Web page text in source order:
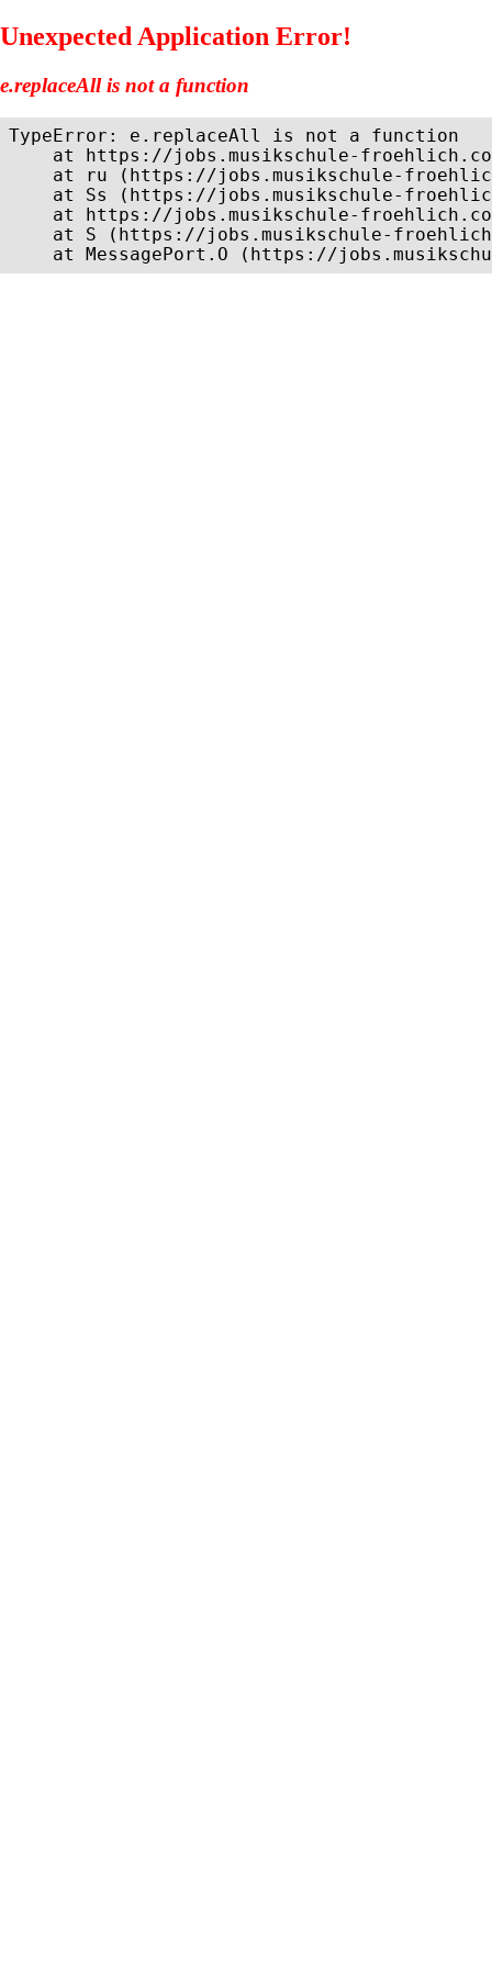
Unexpected Application Error!
e.replaceAll is not a function
TypeError: e.replaceAll is not a function
at https://jobs.musikschule-
at ru (https://jobs.musikschule-
at Ss (https://jobs.musikschule-
at https://jobs.musikschule-
at S (https://jobs.musikschule-
at MessagePort.O (https://